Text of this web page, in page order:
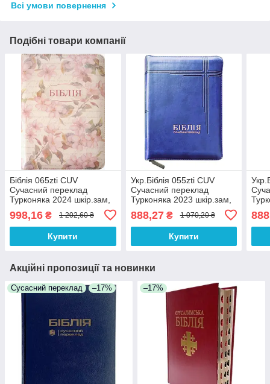
Всі умови повернення
Подібні товари компанії
Біблія 065zti CUV
Сучасний переклад
Турконяка 2024 шкір.зам,
індекси, розмір 15.5х22 см
(арт. 105-66-53)
998,16 ₴ 1 202,60 ₴
Купити
Укр.Біблія 055zti CUV
Сучасний переклад
Турконяка 2023 шкір.зам,
індекси, розмір 15х20.5 см
(артикул 10563)
888,27₴ 1 070,20 ₴
Купити
Акційні пропозиції та новинки
Сусасний переклад –17% –17%